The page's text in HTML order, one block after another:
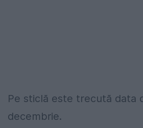
Pe sticlă este trecută data
decembrie.